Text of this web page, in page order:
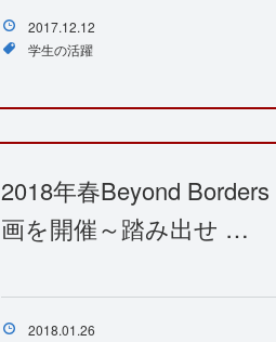
2017.12.12
学生の活躍
2018年春Beyond
画を開催～踏み出せ …
2018.01.26